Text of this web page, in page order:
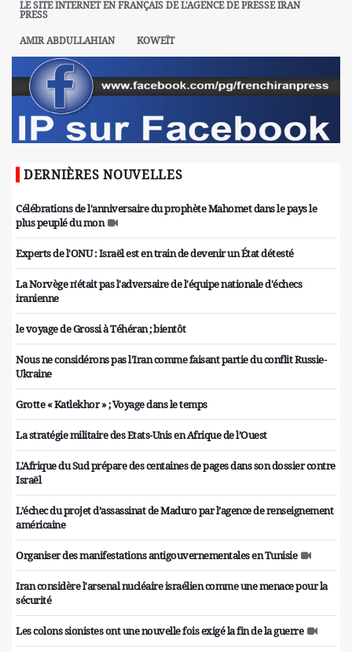
LE SITE INTERNET EN FRANÇAIS DE L'AGENCE DE PRESSE IRAN
PRESS
AMIR ABDULLAHIAN
KOWEÏT
DERNIÈRES NOUVELLES
Célébrations de l'anniversaire du prophète Mahomet dans le pays le
plus peuplé du mon
Experts de l'ONU : Israël est en train de devenir un État détesté
La Norvège n'était pas l'adversaire de l'équipe nationale d'échecs
iranienne
le voyage de Grossi à Téhéran ; bientôt
Nous ne considérons pas l'Iran comme faisant partie du conflit Russie-
Ukraine
Grotte « Katlekhor » ; Voyage dans le temps
La stratégie militaire des Etats-Unis en Afrique de l’Ouest
L'Afrique du Sud prépare des centaines de pages dans son dossier contre
Israël
L’échec du projet d’assassinat de Maduro par l’agence de renseignement
américaine
Organiser des manifestations antigouvernementales en Tunisie
Iran considère l'arsenal nucléaire israélien comme une menace pour la
sécurité
Les colons sionistes ont une nouvelle fois exigé la fin de la guerre